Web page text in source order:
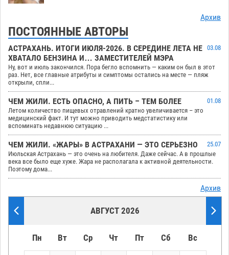
Архив
ПОСТОЯННЫЕ АВТОРЫ
АСТРАХАНЬ. ИТОГИ ИЮЛЯ-2026. В СЕРЕДИНЕ ЛЕТА НЕ
ХВАТАЛО БЕНЗИНА И… ЗАМЕСТИТЕЛЕЙ МЭРА
03.08
Ну, вот и июль закончился. Пора бегло вспомнить — каким он был в этот
раз. Нет, все главные атрибуты и симптомы остались на месте — пляж
открыли, спли...
ЧЕМ ЖИЛИ. ЕСТЬ ОПАСНО, А ПИТЬ – ТЕМ БОЛЕЕ
01.08
Летом количество пищевых отравлений кратно увеличивается – это
медицинский факт. И тут можно приводить медстатистику или
вспоминать недавнюю ситуацию ...
ЧЕМ ЖИЛИ. «ЖАРЫ» В АСТРАХАНИ — ЭТО СЕРЬЕЗНО
25.07
Июльская Астрахань — это очень на любителя. Даже сейчас. А в прошлые
века все было еще хуже. Жара не располагала к активной деятельности.
Поэтому дома...
Архив
АВГУСТ 2026
Пн Вт Ср Чт Пт Сб Вс